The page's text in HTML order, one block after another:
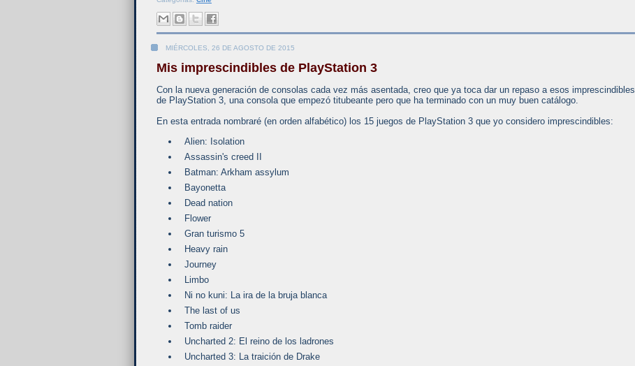
MIÉRCOLES, 26 DE AGOSTO DE 2015
Mis imprescindibles de PlayStation 3
Con la nueva generación de consolas cada vez más asentada, creo que ya toca dar un repaso a esos imprescindibles
de PlayStation 3, una consola que empezó titubeante pero que ha terminado con un muy buen catálogo.
En esta entrada nombraré (en orden alfabético) los 15 juegos de PlayStation 3 que yo considero imprescindibles:
Alien: Isolation
Assassin's creed II
Batman: Arkham assylum
Bayonetta
Dead nation
Flower
Gran turismo 5
Heavy rain
Journey
Limbo
Ni no kuni: La ira de la bruja blanca
The last of us
Tomb raider
Uncharted 2: El reino de los ladrones
Uncharted 3: La traición de Drake